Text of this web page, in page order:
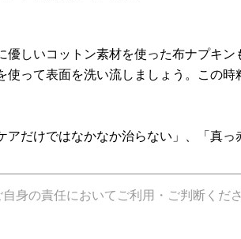
しいコットン素材を使った布ナプキ
って表面を洗い流しましょう。この
だけではなかなか治らない」、「真
身の責任においてご利用・ご判断くださ